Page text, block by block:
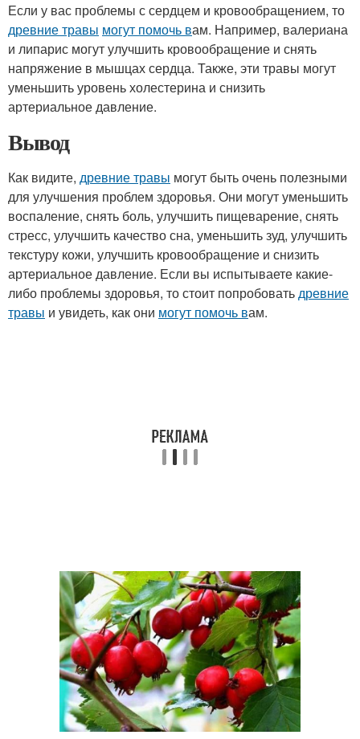
Если у вас проблемы с сердцем и кровообращением, то
древние травы могут помочь вам. Например, валериана
и липарис могут улучшить кровообращение и снять
напряжение в мышцах сердца. Также, эти травы могут
уменьшить уровень холестерина и снизить
артериальное давление.
Вывод
Как видите, древние травы могут быть очень полезными
для улучшения проблем здоровья. Они могут уменьшить
воспаление, снять боль, улучшить пищеварение, снять
стресс, улучшить качество сна, уменьшить зуд, улучшить
текстуру кожи, улучшить кровообращение и снизить
артериальное давление. Если вы испытываете какие-
либо проблемы здоровья, то стоит попробоватьдревние
травы и увидеть, как они могут помочь вам.